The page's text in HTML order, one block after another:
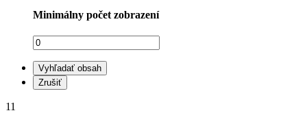
Minimálny počet zobrazení
Vyhľadať obsah
Zrušiť
11